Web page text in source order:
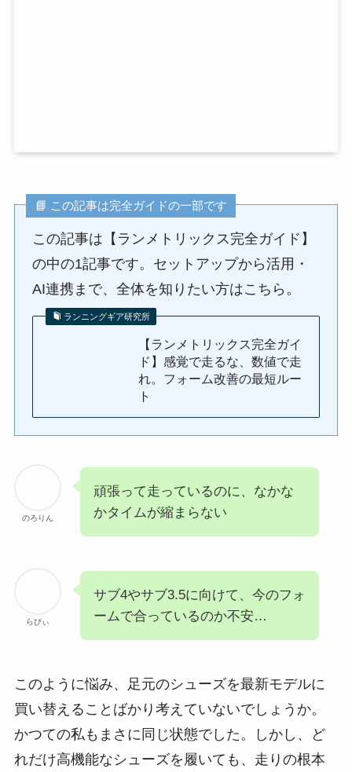
📘 この記事は完全ガイドの一部です
この記事は【ランメトリックス完全ガイド】
の中の1記事です。セットアップから活用・
AI連携まで、全体を知りたい方はこちら。
ランニングギア研究所
【ランメトリックス完全ガイ
ド】感覚で走るな、数値で走
れ。フォーム改善の最短ルー
ト
のろりん
頑張って走っているのに、なかな
かタイムが縮まらない
らびぃ
サブ4やサブ3.5に向けて、今のフォ
ームで合っているのか不安…
このように悩み、足元のシューズを最新モデルに
買い替えることばかり考えていないでしょうか。
かつての私もまさに同じ状態でした。しかし、ど
れだけ高機能なシューズを履いても、走りの根本